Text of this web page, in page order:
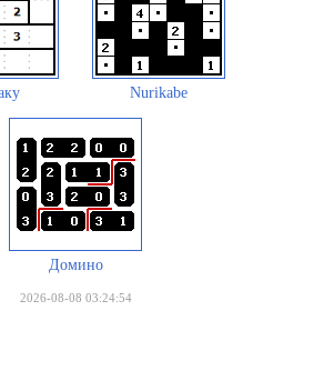
Nurikabe
Домино
2026-08-08 03:24:54